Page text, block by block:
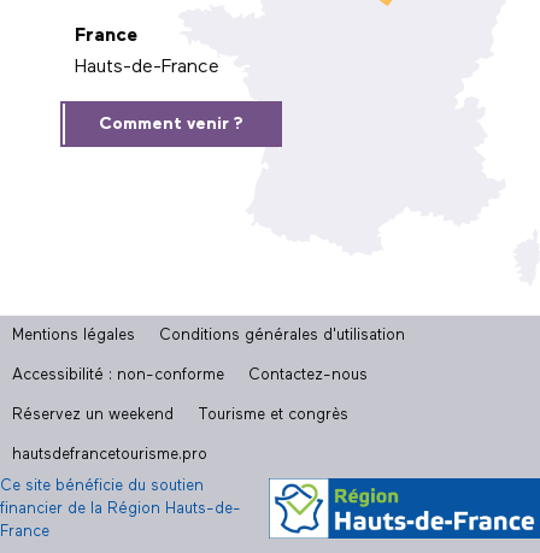
France
Hauts-de-France
Comment venir ?
Mentions légales Conditions générales d'utilisation
Accessibilité : non-conforme Contactez-nous
Réservez un weekend Tourisme et congrès
hautsdefrancetourisme.pro
Ce site bénéficie du soutien
financier de la Région Hauts-de-
France